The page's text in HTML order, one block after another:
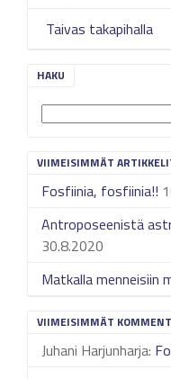
Taivas takapihalla
HAKU
VIIMEISIMMÄT
Fosfiinia, fosfiinia!!
Antroposeenistä
30.8.2020
Matkalla menneisiin
VIIMEISIMMÄT
Juhani Harjunharja: